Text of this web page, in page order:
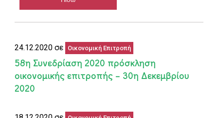
24.12.2020 σε Οικονομική Επιτροπή
58η Συνεδρίαση 2020 πρόσκληση
οικονομικής επιτροπής – 30η Δεκεμβρίου
2020